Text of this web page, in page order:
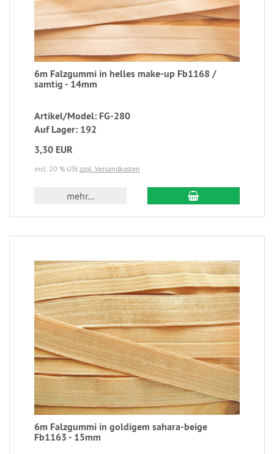
6m Falzgummi in helles make-up Fb1168 /
samtig - 14mm
Artikel/Model: FG-280
Auf Lager: 192
3,30 EUR
incl. 20 % USt zzgl. Versandkosten
mehr...
6m Falzgummi in goldigem sahara-beige
Fb1163 - 15mm